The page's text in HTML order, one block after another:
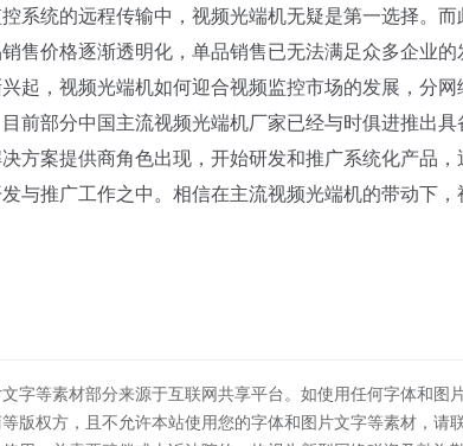
统的远程传输中，视频光端机无疑是第一选择。而
售价格逐渐透明化，单品销售已无法满足众多企业
起，视频光端机如何迎合视频监控市场的发展，分
前部分中国主流视频光端机厂家已经与时俱进推出
方案提供商角色出现，开始研发和推广系统化产品
与推广工作之中。相信在主流视频光端机的带动下
字等素材部分来源于互联网共享平台。如使用任何字体和图
版权方，且不允许本站使用您的字体和图片文字等素材，请